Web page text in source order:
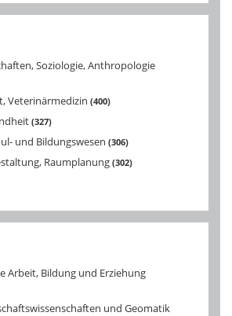
Soziologie, Anthropologie
Veterinärmedizin 400
327
und Bildungswesen 306
Raumplanung 302
Arbeit, Bildung und Erziehung
und Geomatik